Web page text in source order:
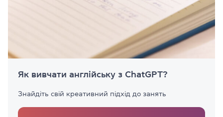
Як вивчати англійську з ChatGPT?
Знайдіть свій креативний підхід до занять